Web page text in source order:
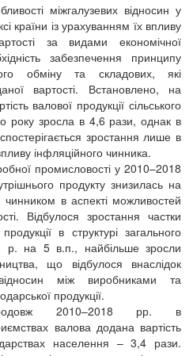
міжгалузевих відносин у
країни із урахуванням їх впливу
за видами економічної
забезпечення принципу
обміну та складових, які
вартості. Встановлено, на
валової продукції сільського
року зросла в 4,6 рази, однак в
зростання лише в
інфляційного чинника.
промисловості у 2010–2018
продукту знизилась на
в аспекті можливостей
Відбулося зростання частки
в структурі загального
р. на 5 в.п., найбільше зросли
що відбулося внаслідок
між виробниками та
продукції.
2010–2018 рр. в
валова додана вартість
населення – 3,4 рази.